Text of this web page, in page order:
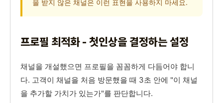
을 받지 않은 채널은 이런 표현을 사용하지 마세요.
프로필 최적화 - 첫인상을 결정하는 설정
채널을 개설했으면 프로필을 꼼꼼하게 다듬어야 합니
다. 고객이 채널을 처음 방문했을 때 3초 안에 "이 채널
을 추가할 가치가 있는가"를 판단합니다.